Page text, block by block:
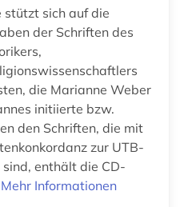
(1)
politische philosophie (1)
(1)
(1)
Russland, Sowjetunion (1)
stützt sich auf die
der Schriften des
die Marianne Weber
initiierte bzw.
den Schriften, die mit
zur UTB-
enthält die CD-
Mehr Informationen